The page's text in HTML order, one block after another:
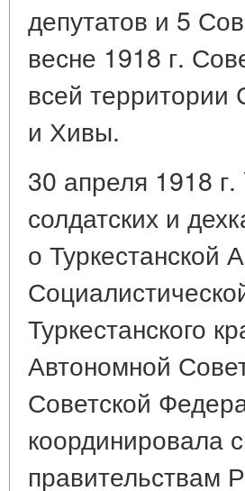
депутатов и 5
весне 1918 г.
всей
и Хивы.
30 апреля 1918
солдатских и
о Туркестанской
Туркестанского
Автономной
Советской
координировала